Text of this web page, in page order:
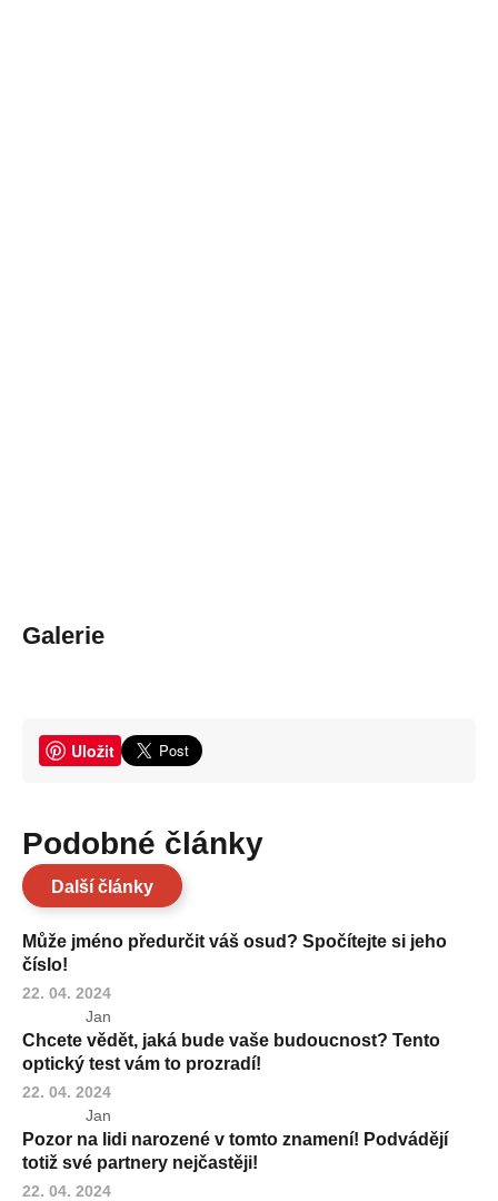
Galerie
Uložit
Podobné články
Další články
Může jméno předurčit váš osud? Spočítejte si jeho
číslo!
22. 04. 2024
Jan
Chcete vědět, jaká bude vaše budoucnost? Tento
optický test vám to prozradí!
22. 04. 2024
Jan
Pozor na lidi narozené v tomto znamení! Podvádějí
totiž své partnery nejčastěji!
22. 04. 2024